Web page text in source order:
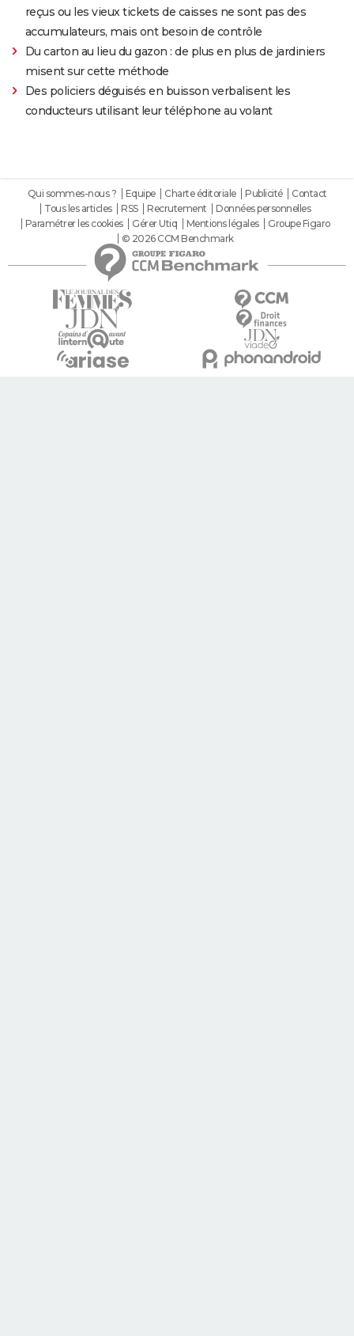
reçus ou les vieux tickets de caisses ne sont pas des
accumulateurs, mais ont besoin de contrôle
Du carton au lieu du gazon : de plus en plus de jardiniers
misent sur cette méthode
Des policiers déguisés en buisson verbalisent les
conducteurs utilisant leur téléphone au volant
Qui sommes-nous ? Equipe Charte éditoriale Publicité
Contact
Tous les articles
RSS Recrutement
Données personnelles
Paramétrer les cookies
Gérer Utiq Mentions légales
Groupe Figaro
© 2026 CCM Benchmark